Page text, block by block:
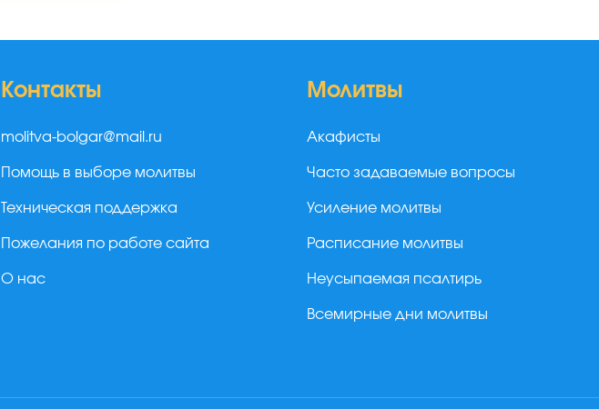
Контакты
molitva-bolgar@mail.ru
Помощь в выборе молитвы
Техническая поддержка
Пожелания по работе сайта
О нас
Молитвы
Акафисты
Часто задаваемые вопросы
Усиление молитвы
Расписание молитвы
Неусыпаемая псалтирь
Всемирные дни молитвы